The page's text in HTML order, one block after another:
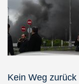
Kein Weg zurück